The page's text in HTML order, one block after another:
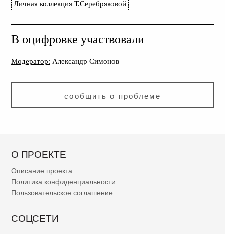
Личная коллекция Т.Серебряковой
В оцифровке участвовали
Модератор: Александр Симонов
сообщить о проблеме
О ПРОЕКТЕ
Описание проекта
Политика конфиденциальности
Пользовательское соглашение
СОЦСЕТИ